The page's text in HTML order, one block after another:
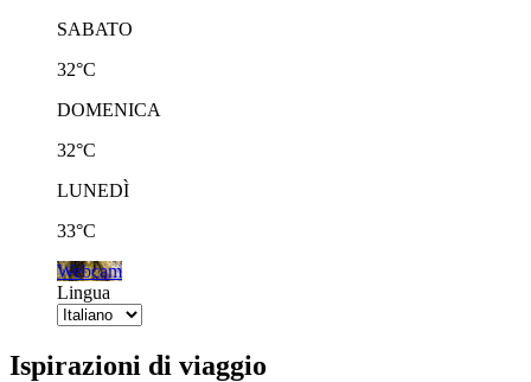
SABATO
32°C
DOMENICA
32°C
LUNEDÌ
33°C
Webcam
Lingua
Ispirazioni di viaggio